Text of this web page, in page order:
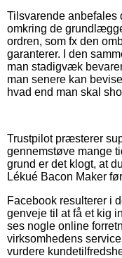
Tilsvarende anbefales
omkring de
ordren, som fx den
garanterer. I den
man stadigvæk
man senere kan
hvad end man skal
Trustpilot præsterer
gennemstøve mange
grund er det klogt, at
Lékué Bacon Maker
Facebook resulterer i
genveje til at få et kig
ses nogle online
virksomhedens
vurdere